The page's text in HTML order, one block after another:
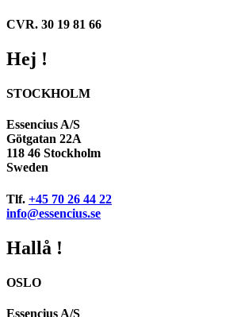
CVR. 30 19 81 66
Hej !
STOCKHOLM
Essencius A/S
Götgatan 22A
118 46 Stockholm
Sweden
Tlf. +45 70 26 44 22
info@essencius.se
Hallå !
OSLO
Essencius A/S